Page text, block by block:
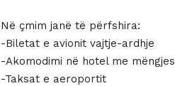
Në çmim janë të përfshira:
-Biletat e avionit vajtje-ardhje
-Akomodimi në hotel me mëngjes
-Taksat e aeroportit